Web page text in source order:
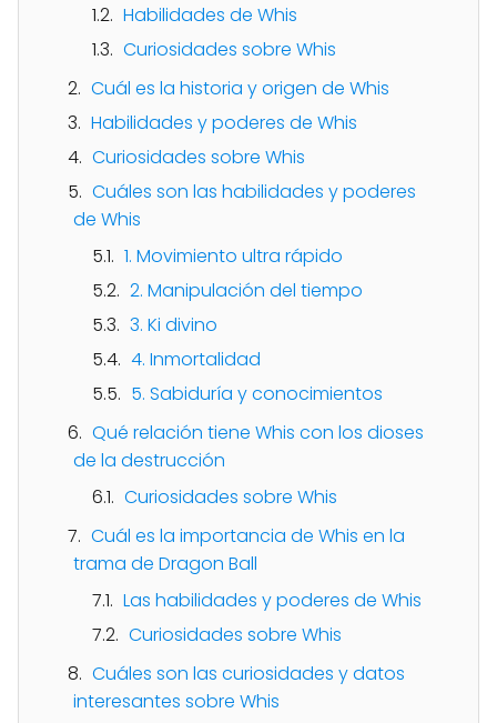
Habilidades de Whis
Curiosidades sobre Whis
Cuál es la historia y origen de Whis
Habilidades y poderes de Whis
Curiosidades sobre Whis
Cuáles son las habilidades y poderes
de Whis
1. Movimiento ultra rápido
2. Manipulación del tiempo
3. Ki divino
4. Inmortalidad
5. Sabiduría y conocimientos
Qué relación tiene Whis con los dioses
de la destrucción
Curiosidades sobre Whis
Cuál es la importancia de Whis en la
trama de Dragon Ball
Las habilidades y poderes de Whis
Curiosidades sobre Whis
Cuáles son las curiosidades y datos
interesantes sobre Whis